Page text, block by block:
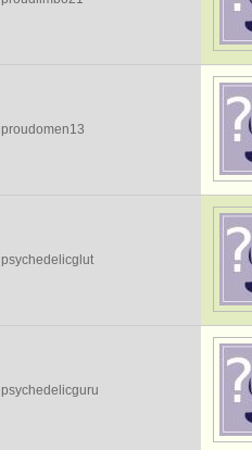
proudomen13
psychedelicglut
psychedelicguru